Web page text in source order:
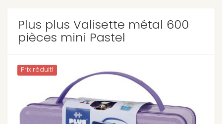
Plus plus Valisette métal 600
pièces mini Pastel
Prix ​​réduit!